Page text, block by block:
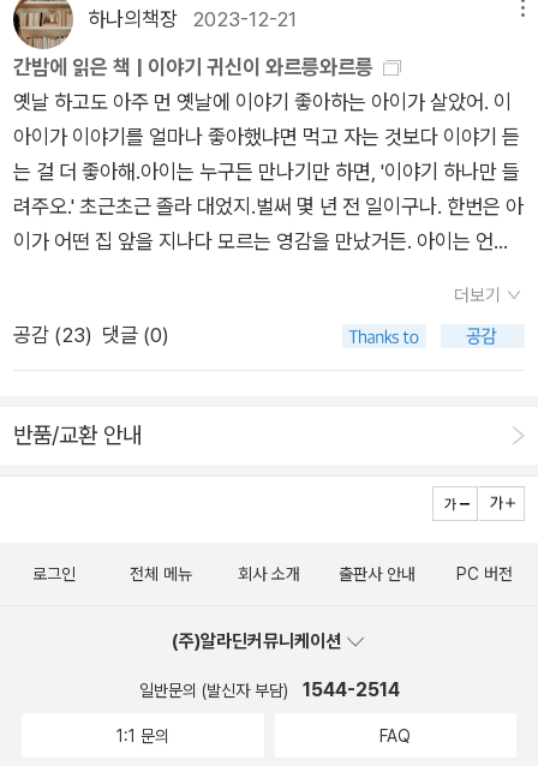
답을 맞추면 이야기를 해준다는데, 그 수수께끼 답을 못한지 벌써
3년이 지났더랬다. 과연 아이는 수수께끼 정답을 맞추고 영감에
게서 이야기를 들을 수 있을까? 책을 읽으면 읽을수록 이 책의 매
력에 빠져들게 된다. 영감의 이야기 보따리에서 나오는 것들이 아
주 특별하고 희귀한 것이기 때문이다. 그것들의 정체가 무엇인지
알아가며, 그 문제를 해결하는 내용이 흥미진진하다. <이야기 귀
신이 와르릉와르릉 1>을 읽고 좋았던 것은 아이가 이 두 작가님
리즈로 <이야기 귀신이 와르릉와르릉>시리즈처럼 2권으로 이
루어진 아주 재미나고 유쾌한 책이다. 읽은 책이 재미있다면 알아
서 확장해나간다는 사실을 다시금 확인하는 순간이었다. 구전동
집 꼬마들에게 언제나 인기만점인 책들은 천효정 작가와 최미란
라보레이션이라니... 이 두 작가의 만남은 정말이지 최고다. 신기
2014년으로, 벌써 10년 쯤 전에 성사가 되었다. 책 제목은 <삼백
두 작가님의 신간인 <이야기 귀신이 와르릉와르릉 1>을 문학동
네를 통해 서평할 수 있게 되었다. 아이들의 동화는 아이들 뿐만
분에 아이와 즐거운 시간을 보낼 수 있었다. 출판사를 통해 도서
령 미스다^_T. 우리 뿡뿡이에게 이 그림책을 읽어주려면 몇 년은
더 지나야 할 느낌? 뭐랄까, 이 책은 초등 저학년부터 읽으면 좋
을 듯하다.이 그림책은 이야기를 정말 좋아하는 아이가, 재미난
이야기를 보따리에 모아둔 영감님을 만나면서 시작된다.“대체 뭐
하는 거요?”“재미난 이야기를 이 안에다 모아 돔둥.” ​이야기를
좋아하는 아이는 영감님의 이야기 보따리가 너무 궁금했다. 영감
님에게 이야기를 들려달라고 아이가 조르기 시작하니, 영감님이
말하길!한집에 어머니가 둘, 딸이 둘인데모두 합하면 셋이다. 어
찌 된 일일까?수수께끼를 풀면 이야기를 들려준다고 한다. 단, 이
수수께끼는 삼 년 안에 맞춰야만 한다. 삼년 째 되는 날 답을 알게
에서 밤마다 자꾸 귀신소리가 나서 무섭다고 한다.이야기를 좋아
가 나는 곳을 찾다보니, 벽장 속 낯익은 보따리가 보였다. 삼년 전
주니, 어머나?“아이고, 이제야 숨 좀 쉬겠네 우릴 풀어주어 참말
데, 몇 개의 이야기는 나가지 못하고 아이 앞에서 대성통곡을 하
기 시작했다.“우린 너무 오래 갇혀 있는 바람에 본모습을 잃었소.
우릴 알아보겠소. 그냥 딱 죽을 날만 기다리는 신세지. 엉엉
하나의책장 2023-12-21
간밤에 읽은 책 | 이야기 귀신이 와르릉와르릉
옛날 하고도 아주 먼 옛날에 이야기 좋아하는 아이가 살았어. 이
아이가 이야기를 얼마나 좋아했냐면 먹고 자는 것보다 이야기 듣
는 걸 더 좋아해.아이는 누구든 만나기만 하면, '이야기 하나만 들
려주오.' 초근초근 졸라 대었지.벌써 몇 년 전 일이구나. 한번은 아
이가 어떤 집 앞을 지나다 모르는 영감을 만났거든. 아이는 언제
데 영감이 먼저, '아는 이야기 하나만 들려줘잉.' 하더란다.이야기
좋아하는 아이가 하룻밤 새 뚝딱 고친 신기하고 재미난 이야기들
을 지금부터 살짝 엿들어 볼까?💭평소에도 동화책을 좋아했는데
책 네 권으로 산뜻하게 스타트🌠
더보기
공감 (23) 댓글 (0)
반품/교환 안내
로그인 전체 메뉴 회사 소개 출판사 안내 PC 버전
(주)알라딘커뮤니케이션
일반문의 (발신자 부담) 1544-2514
1:1 문의 FAQ